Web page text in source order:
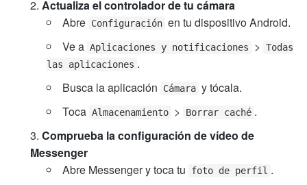
Actualiza el controlador de tu cámara
Abre Configuración en tu dispositivo Android.
Ve a Aplicaciones y notificaciones >
Todas
las aplicaciones .
Busca la aplicación
Cámara y tócala.
Toca Almacenamiento > Borrar caché .
Comprueba la configuración de vídeo de
Messenger
Abre Messenger y toca tu
foto de perfil .